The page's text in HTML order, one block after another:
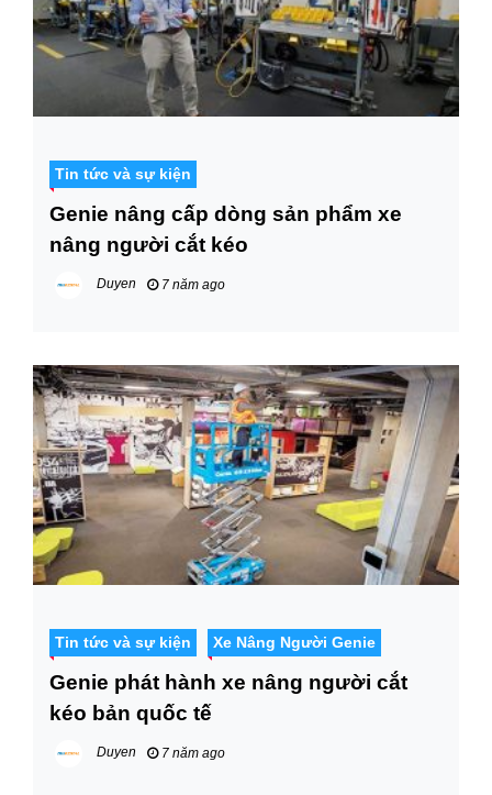
Tin tức và sự kiện
Genie nâng cấp dòng sản phẩm xe
nâng người cắt kéo
Duyen 7 năm ago
Tin tức và sự kiện Xe Nâng Người Genie
Genie phát hành xe nâng người cắt
kéo bản quốc tế
Duyen 7 năm ago